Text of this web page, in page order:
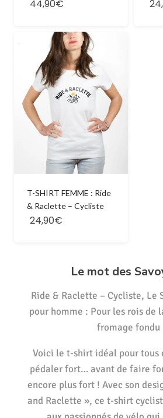
44,90€
T-SHIRT FEMME : Ride
& Raclette – Cycliste
24,90€
Le mot des
Ride & Raclette – Cycliste, Le
pour homme : Pour les rois de
fromage fondu
Voici le t-shirt idéal pour tous
pédaler fort… avant de faire
encore plus fort ! Avec son
and Raclette », ce t-shirt